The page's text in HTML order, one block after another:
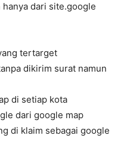
hanya dari site.google
tertarget
dikirim surat namun
di setiap kota
dari google map
di klaim sebagai google